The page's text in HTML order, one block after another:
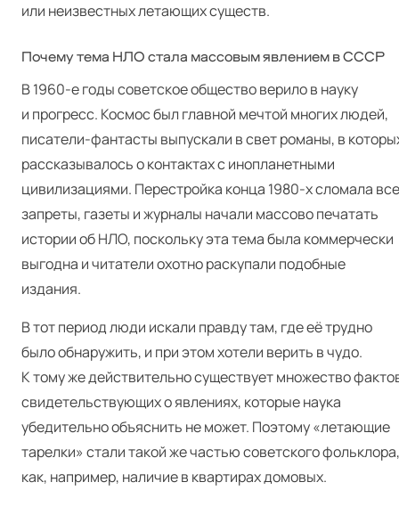
или неизвестных летающих существ.
Почему тема НЛО стала массовым явлением в СССР
В 1960‑е годы советское общество верило в науку
и прогресс. Космос был главной мечтой многих людей,
писатели-фантасты выпускали в свет романы, в
рассказывалось о контактах с инопланетными
цивилизациями. Перестройка конца 1980‑х сломала все
запреты, газеты и журналы начали массово печатать
истории об НЛО, поскольку эта тема была коммерчески
выгодна и читатели охотно раскупали подобные
издания.
В тот период люди искали правду там, где её трудно
было обнаружить, и при этом хотели верить в чудо.
К тому же действительно существует множество
свидетельствующих о явлениях, которые наука
убедительно объяснить не может. Поэтому «летающие
тарелки» стали такой же частью советского фольклора,
как, например, наличие в квартирах домовых.